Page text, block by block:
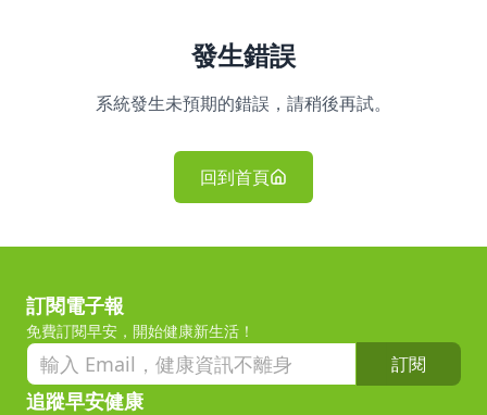
發生錯誤
系統發生未預期的錯誤，請稍後再試。
回到首頁
訂閱電子報
免費訂閱早安，開始健康新生活！
訂閱
追蹤早安健康